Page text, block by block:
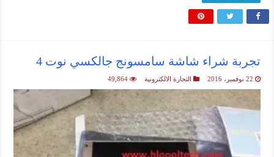
تجربة شراء شاشة سامسونج جالكسي نوت 4
22 نوفمبر، 2016 التجارة الالكترونية 49,864